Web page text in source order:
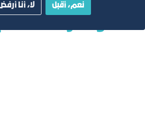
المؤشرات
نعم، أقبل لا، أنا